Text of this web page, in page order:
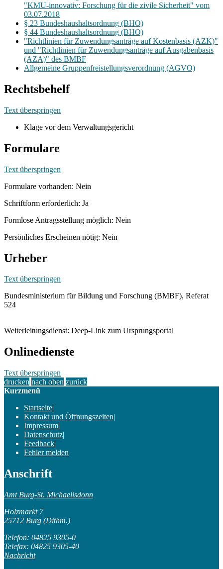
"KMU-innovativ: Forschung für die zivile Sicherheit" vom
03.07.2018
§ 23 Bundeshaushaltsordnung (BHO)
§ 44 Bundeshaushaltsordnung (BHO)
"Richtlinien für Zuwendungsanträge auf Kostenbasis (AZK)"
und "Richtlinien für Zuwendungsanträge auf Ausgabenbasis
(AZA)" des BMBF
Allgemeine Gruppenfreistellungsverordnung (AGVO)
Rechtsbehelf
Text überspringen
Klage vor dem Verwaltungsgericht
Formulare
Text überspringen
Formulare vorhanden: Nein
Schriftform erforderlich: Ja
Formlose Antragsstellung möglich: Nein
Persönliches Erscheinen nötig: Nein
Urheber
Text überspringen
Bundesministerium für Bildung und Forschung (BMBF), Referat
524
Weiterleitungsdienst: Deep-Link zum Ursprungsportal
Onlinedienste
Text überspringen
drucken nach oben zurück
Kurzmenü
Startseite|
Kontakt und Öffnungszeiten|
Impressum|
Datenschutz|
Feedback|
Fehler melden
Anschrift
Amt Burg-St. Michaelisdonn
Holzmarkt 7
25712 Burg (Dithm.)
Telefon: 04825 9305-0
Telefax: 04825 9305-40
Nachricht